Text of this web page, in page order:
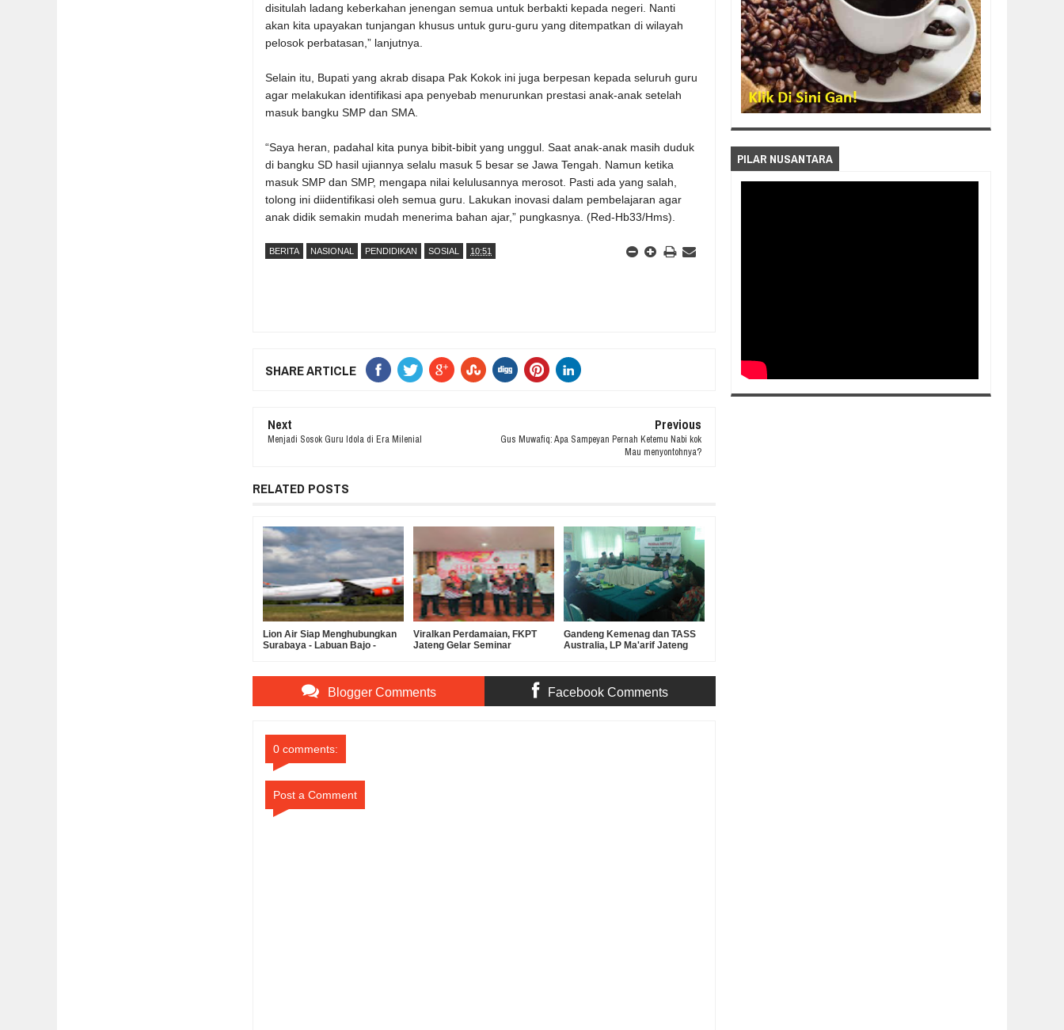
disitulah ladang keberkahan jenengan semua untuk berbakti kepada negeri. Nanti
akan kita upayakan tunjangan khusus untuk guru-guru yang ditempatkan di wilayah
pelosok perbatasan,” lanjutnya.
Selain itu, Bupati yang akrab disapa Pak Kokok ini juga berpesan kepada seluruh guru
agar melakukan identifikasi apa penyebab menurunkan prestasi anak-anak setelah
masuk bangku SMP dan SMA.
“Saya heran, padahal kita punya bibit-bibit yang unggul. Saat anak-anak masih duduk
di bangku SD hasil ujiannya selalu masuk 5 besar se Jawa Tengah. Namun ketika
masuk SMP dan SMP, mengapa nilai kelulusannya merosot. Pasti ada yang salah,
tolong ini diidentifikasi oleh semua guru. Lakukan inovasi dalam pembelajaran agar
anak didik semakin mudah menerima bahan ajar,” pungkasnya. (Red-Hb33/Hms).
BERITA NASIONAL PENDIDIKAN SOSIAL 10:51
SHARE ARTICLE
Next
Menjadi Sosok Guru Idola di Era Milenial
Previous
Gus Muwafiq: Apa Sampeyan Pernah Ketemu Nabi kok
Mau menyontohnya?
RELATED POSTS
Lion Air Siap Menghubungkan
Surabaya - Labuan Bajo -
Viralkan Perdamaian, FKPT
Jateng Gelar Seminar
Gandeng Kemenag dan TASS
Australia, LP Ma'arif Jateng
Blogger Comments Facebook Comments
0 comments:
Post a Comment
PILAR NUSANTARA